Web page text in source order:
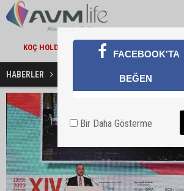
KOÇ HOLDING'TEN YILIN İLK 6 AYINDA 1,7
HABERLER Alışveriş Zirvesi Haberleri
FACEBOOK'TA
BEĞEN
Bir Daha Gösterme